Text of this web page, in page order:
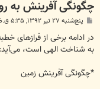
چگونگی آفرینش به
س
ت
پنج‌شنبه ۲۷ تیر ۱۳۹۲, ۵:۳۵ ق.ظ
به شناخت الهی است، می‌آید:
*چگونگی آفرینش زمین